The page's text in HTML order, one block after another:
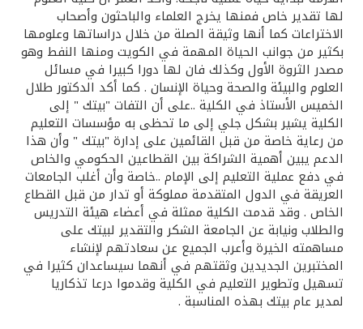
لها تقدير خاص فمنها يخرج العلماء والباحثون وأصحاب
الاختراعات كما أنها وثيقة الصلة من خلال دراساتها وعلومها
بكثير من جوانب الحياة المهمة في الكويت ومنها النفط وهو
مصدر الثروة الأول وكذلك فان لها دورا كبيرا في مسائل
العلوم والبيئة والصحة وحياة الإنسان . كما أكد الدكتور طلال
الخميس الأستاذ في الكلية ..على أن التفات "بيتك " إلى
الكلية يشير بشكل جلي إلى ما تحظى به مؤسسات التعليم
من رعاية خاصة من قبل القائمين على إدارة "بيتك " وأن هذا
الدعم يبين أهمية الشراكة بين القطاعين الحكومي والخاص
في دفع عملية التعليم إلى الإمام ..خاصة وأن أغلب الجامعات
العريقة في الدول المتقدمة مملوكة أو تدار من قبل القطاع
الخاص . وقد قدمت الكلية ممثلة في أعضاء هيئة التدريس
والطلاب ونيابة عن الجامعة الشكر والتقدير لبيتك على
مساهمته الخيرة وأعرب الجميع عن سعادتهم لإنشاء
المختبرين الجديدين وثقتهم في أنهما سيساعدان كثيرا في
تسهيل وتطوير التعليم في الكلية وقدموا درعا تذكاريا
لمدير عام بيتك بهذه المناسبة .